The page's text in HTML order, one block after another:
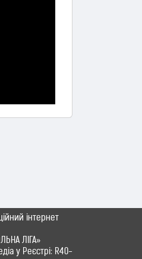
інтернет
ЛІГА»
у Реєстрі: R40-